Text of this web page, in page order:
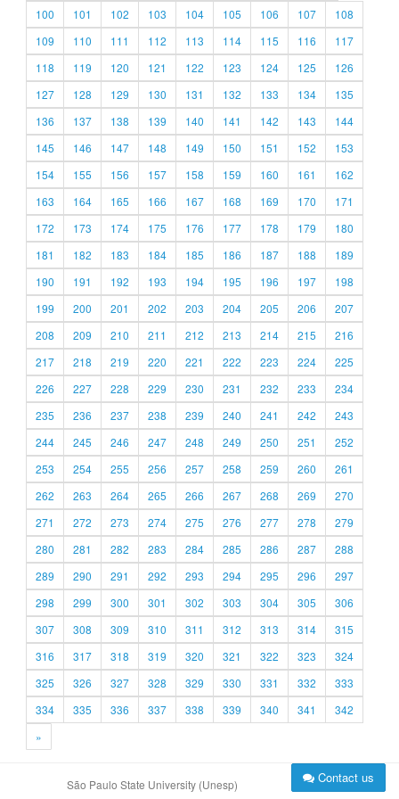
100 101 102 103 104 105 106 107
108
109
110 111 112 113 114 115 116
117
118
119 120 121 122 123 124 125
126
127
128 129 130 131 132 133 134
135
136
137 138 139 140 141 142 143
144
145
146 147 148 149 150 151 152
153
154
155 156 157 158 159 160 161
162
163
164 165 166 167 168 169 170
171
172
173 174 175 176 177 178 179
180
181
182 183 184 185 186 187 188
189
190
191 192 193 194 195 196 197
198
199
200 201 202 203 204 205 206
207
208
209 210 211 212 213 214 215
216
217
218 219 220 221 222 223 224
225
226
227 228 229 230 231 232 233
234
235
236 237 238 239 240 241 242
243
244
245 246 247 248 249 250 251
252
253
254 255 256 257 258 259 260
261
262
263 264 265 266 267 268 269
270
271
272 273 274 275 276 277 278
279
280
281 282 283 284 285 286 287
288
289
290 291 292 293 294 295 296
297
298
299 300 301 302 303 304 305
306
307
308 309 310 311 312 313 314
315
316
317 318 319 320 321 322 323
324
325
326 327 328 329 330 331 332
333
334
335 336 337 338 339 340 341
342
»
São Paulo State University (Unesp) Contact us